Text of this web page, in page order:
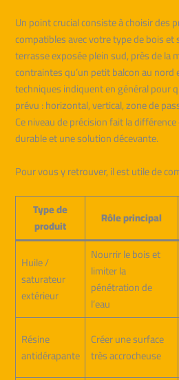
Un point crucial consiste à choisir des
compatibles avec votre type de bois
terrasse exposée plein sud, près de la
contraintes qu’un petit balcon au nord
techniques indiquent en général pour
prévu : horizontal, vertical, zone de
Ce niveau de précision fait la
durable et une solution décevante.
Pour vous y retrouver, il est utile de
Type de
produit
Rôle principal
Huile /
saturateur
extérieur
Nourrir le bois et
limiter la
pénétration de
l’eau
Résine
antidérapante
Créer une surface
très accrocheuse